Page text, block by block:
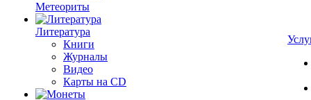
Метеориты
Литература
Книги
Журналы
Видео
Карты на CD